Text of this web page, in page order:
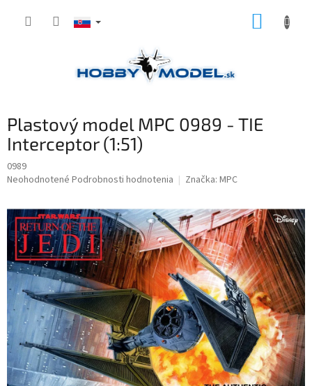
Plastový model MPC 0989 - TIE
Interceptor (1:51)
0989
Priemerné
produktu
je
0,0
5
hviezdičiek.
Neohodnotené Podrobnosti hodnotenia Značka: MPC